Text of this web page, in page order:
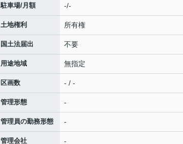
駐車場/月額 -/-
土地権利 所有権
国土法届出 不要
用途地域 無指定
区画数 - / -
管理形態 -
管理員の勤務形態 -
管理会社 -